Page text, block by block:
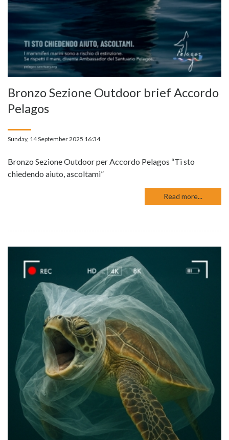
Bronzo Sezione Outdoor brief Accordo
Pelagos
Sunday, 14 September 2025 16:34
Bronzo Sezione Outdoor per Accordo Pelagos “Ti sto
chiedendo aiuto, ascoltami”
Read more...